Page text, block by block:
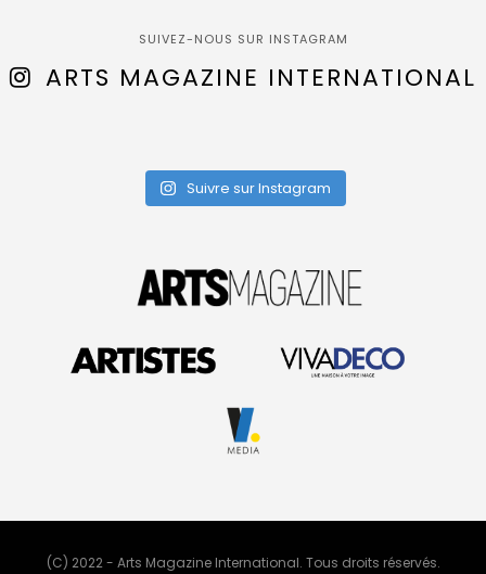
SUIVEZ-NOUS SUR INSTAGRAM
ARTS MAGAZINE INTERNATIONAL
Suivre sur Instagram
(C) 2022 - Arts Magazine International. Tous droits réservés.